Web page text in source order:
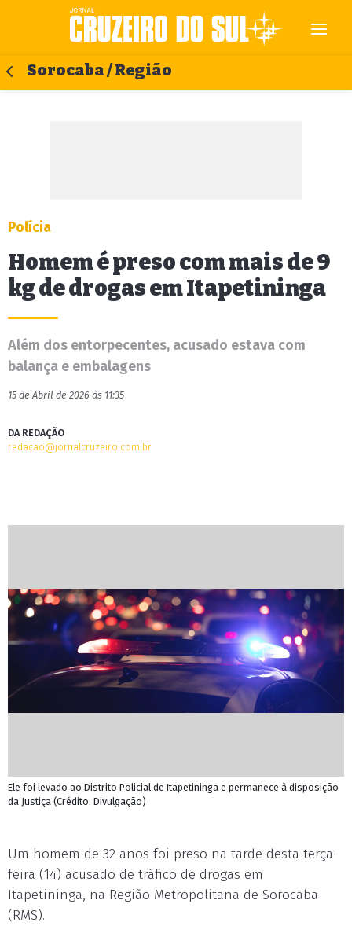
Sorocaba / Região
Polícia
Homem é preso com mais de 9
kg de drogas em Itapetininga
Além dos entorpecentes, acusado estava com
balança e embalagens
15 de Abril de 2026 às 11:35
DA REDAÇÃO
redacao@jornalcruzeiro.com.br
Ele foi levado ao Distrito Policial de Itapetininga e permanece à disposição
da Justiça (Crédito: Divulgação)
Um homem de 32 anos foi preso na tarde desta terça-
feira (14) acusado de tráfico de drogas em
Itapetininga, na Região Metropolitana de Sorocaba
(RMS).